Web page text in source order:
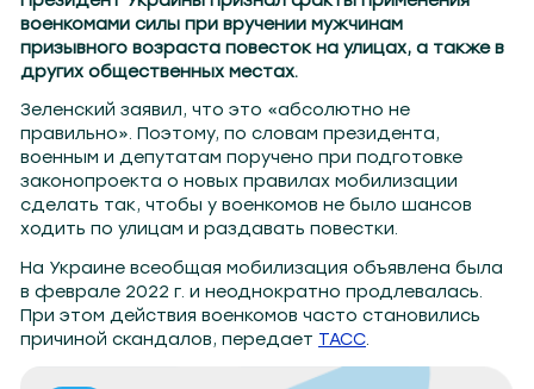
военкомами силы при вручении мужчинам
призывного возраста повесток на улицах, а также в
других общественных местах.
Зеленский заявил, что это «абсолютно не
правильно». Поэтому, по словам президента,
военным и депутатам поручено при подготовке
законопроекта о новых правилах мобилизации
сделать так, чтобы у военкомов не было шансов
ходить по улицам и раздавать повестки.
На Украине всеобщая мобилизация объявлена была
в феврале 2022 г. и неоднократно продлевалась.
При этом действия военкомов часто становились
причиной скандалов, передает ТАСС.